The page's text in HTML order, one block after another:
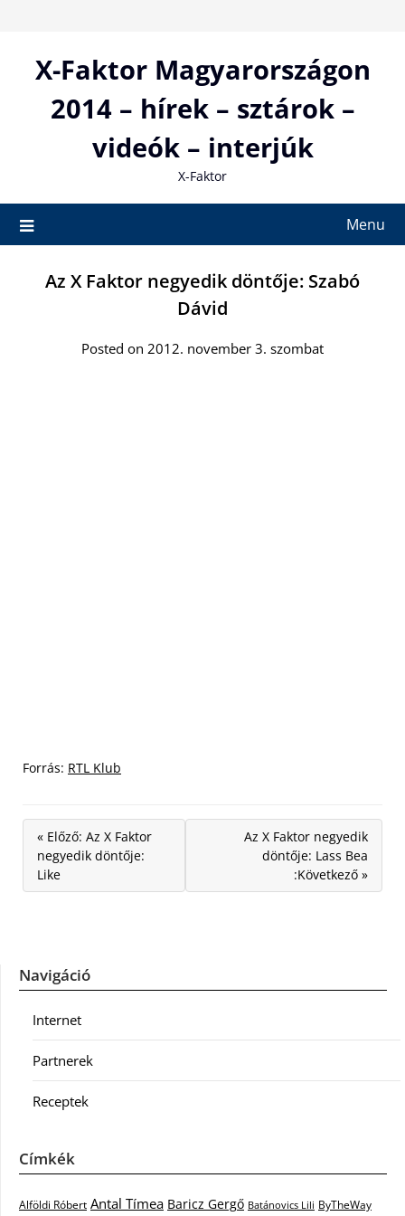
contentX-Faktor Magyarországon
2014 – hírek – sztárok –
videók – interjúk
X-Faktor
Menu
Az X Faktor negyedik döntője: Szabó
Dávid
Posted on 2012. november 3. szombat
Forrás: RTL Klub
« Előző: Az X Faktor
negyedik döntője:
Like
Az X Faktor negyedik
döntője: Lass Bea
:Következő »
Navigáció
Internet
Partnerek
Receptek
Címkék
Alföldi Róbert Antal Tímea Baricz Gergő Batánovics Lili ByTheWay